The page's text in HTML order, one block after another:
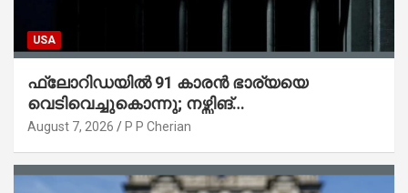
USA
ഫ്ലോറിഡയിൽ 91 കാരൻ ഭാര്യയെ
വെടിവെച്ചുകൊന്നു; നഴ്സിങ്
ഹോമിലാക്കില്ലെന്ന് നൽകിയ വാഗ്ദാനം
August 7, 2026 P P Cherian